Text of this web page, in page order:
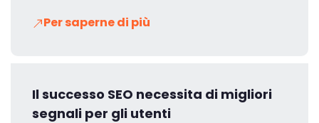
Per saperne di più
Il successo SEO necessita di migliori
segnali per gli utenti